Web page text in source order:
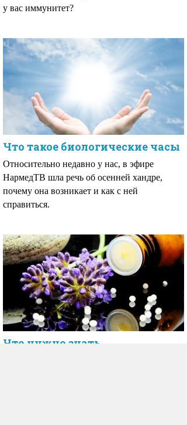
у вас иммунитет?
Что такое биологические часы
Относительно недавно у нас, в эфире
НармедТВ шла речь об осенней хандре,
почему она возникает и как с ней
справиться.
Что нужно знать